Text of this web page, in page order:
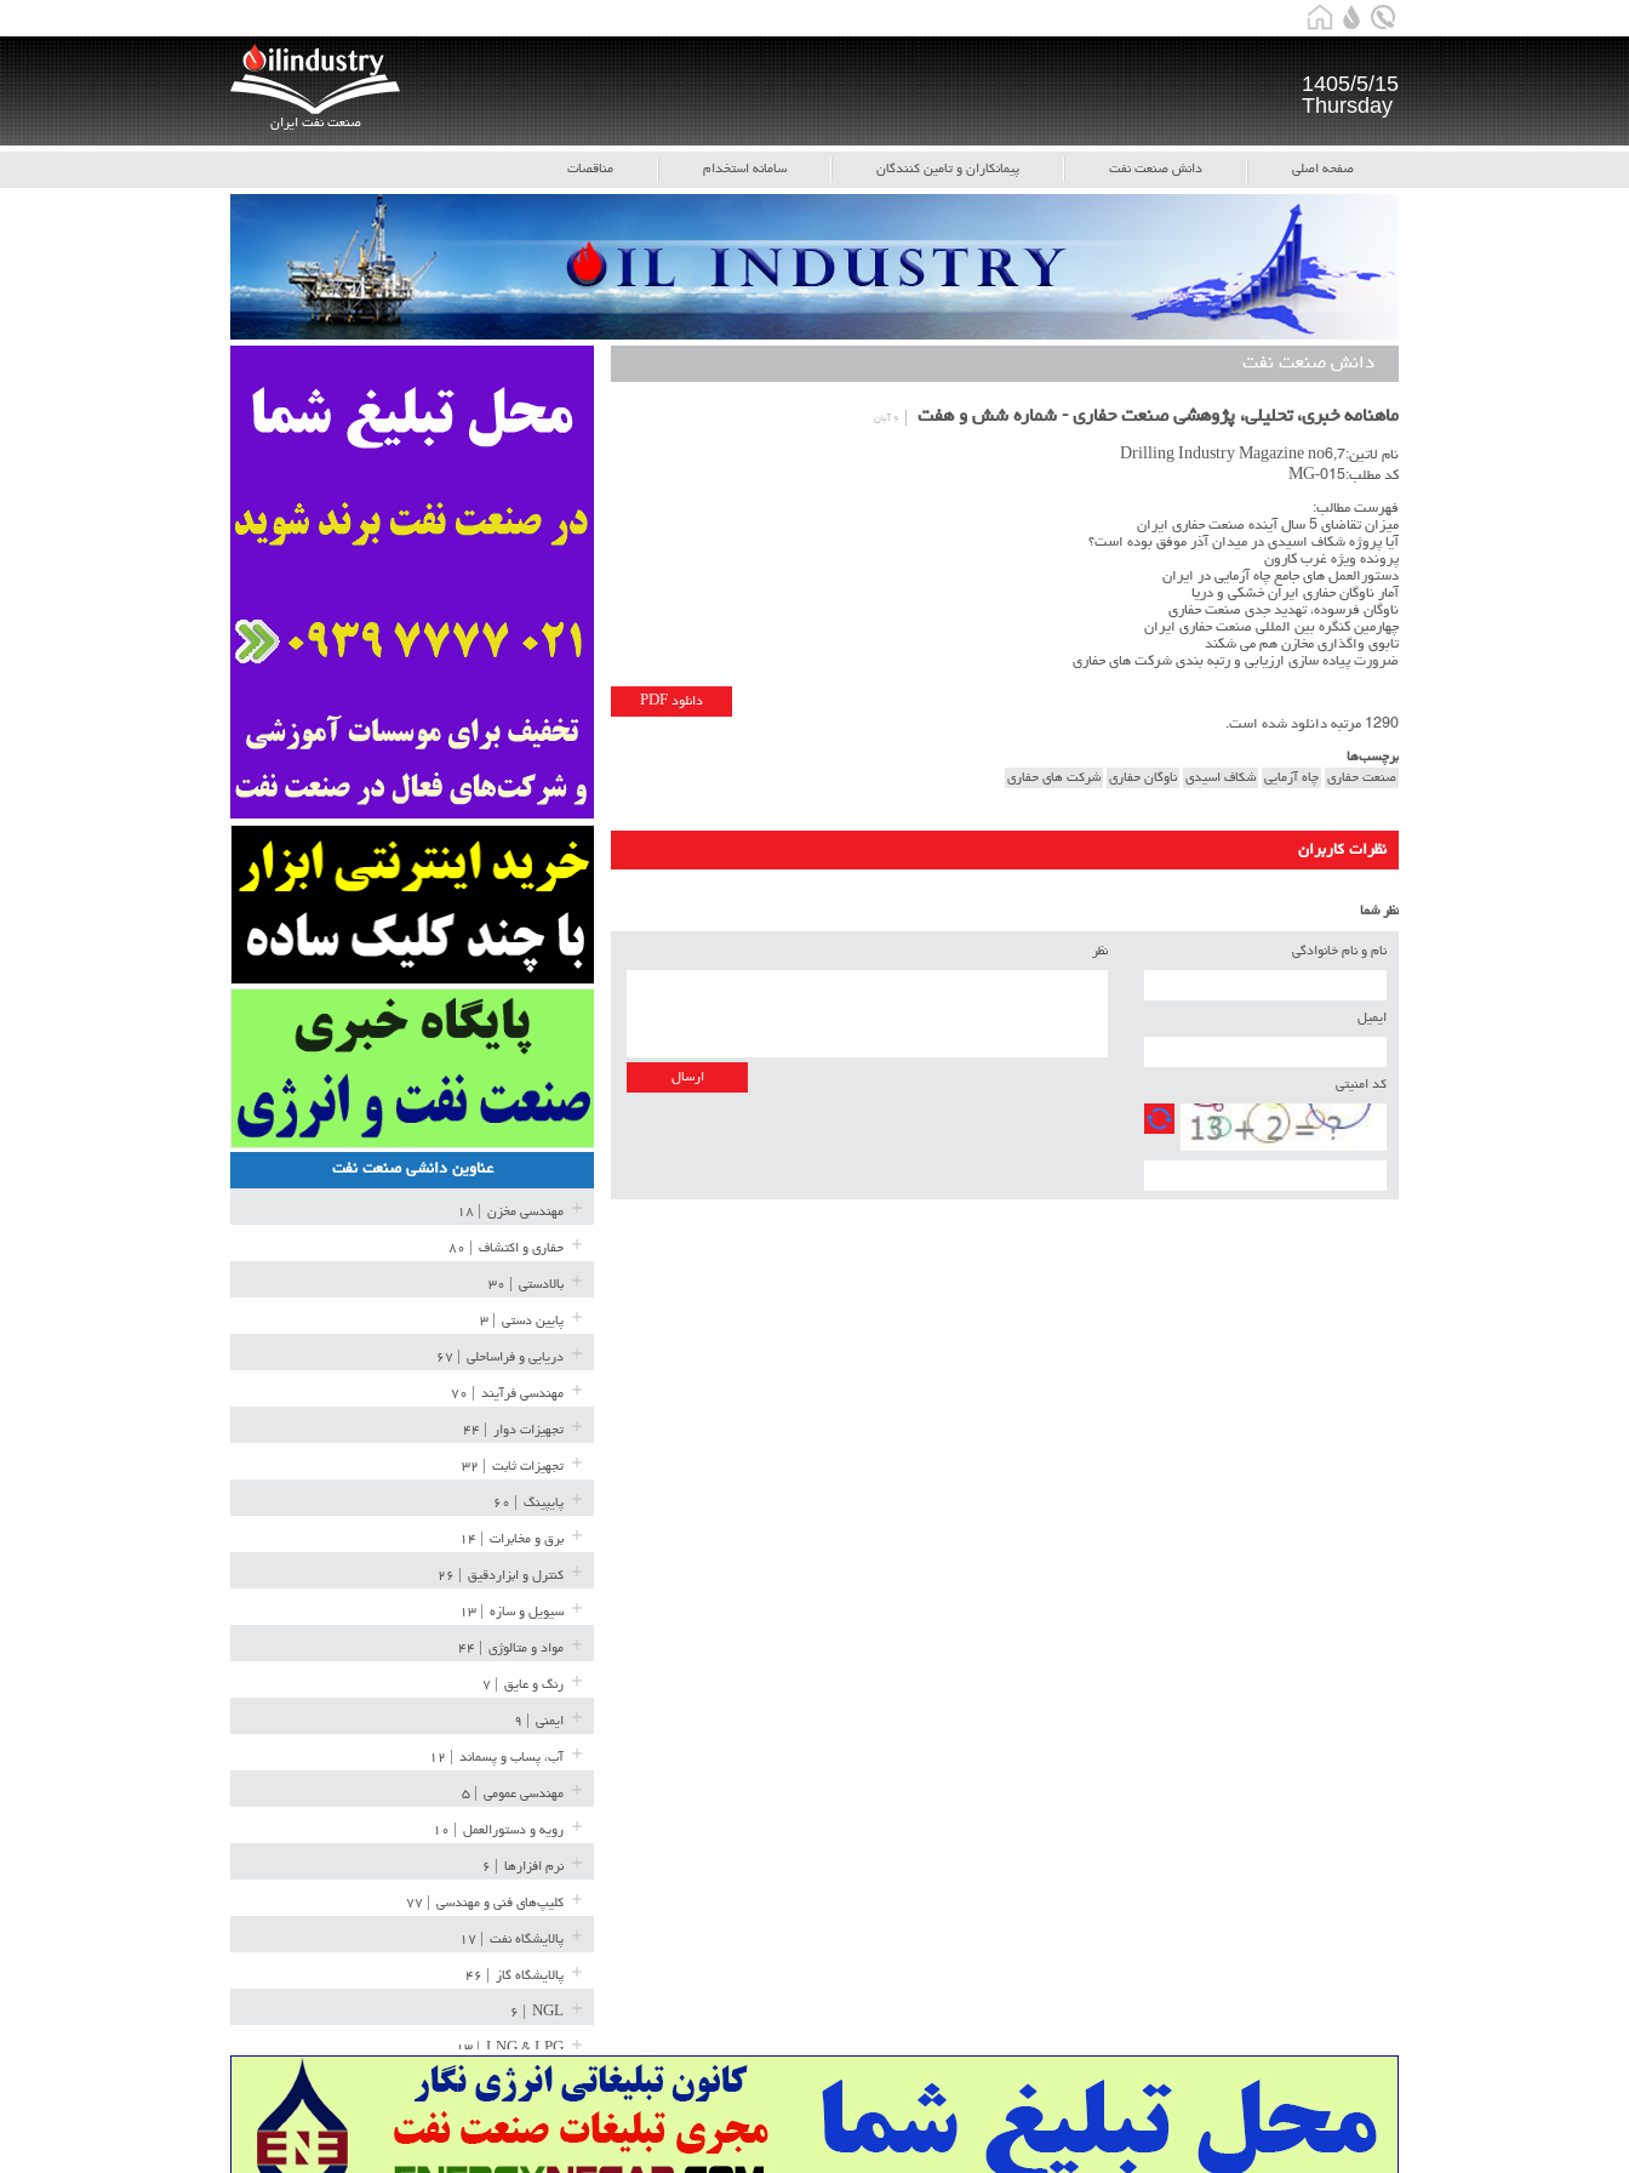
صنعت نفت ایران
1405/5/15
Thursday
صفحه اصلی دانش صنعت نفت پیمانکاران و تامین کنندگان سامانه استخدام مناقصات
دانش صنعت نفت
ماهنامه خبری، تحلیلی، پژوهشی صنعت حفاری - شماره شش و هفت ۶ آبان
نام لاتین:Drilling Industry Magazine no6,7
کد مطلب:MG-015
فهرست مطالب:
میزان تقاضای 5 سال آینده صنعت حفاری ایران
آیا پروژه شکاف اسیدی در میدان آذر موفق بوده است؟
پرونده ویژه غرب کارون
دستورالعمل های جامع چاه آزمایی در ایران
آمار ناوگان حفاری ایران خشکی و دریا
ناوگان فرسوده، تهدید جدی صنعت حفاری
چهارمین کنگره بین المللی صنعت حفاری ایران
تابوی واگذاری مخازن هم می شکند
ضرورت پیاده سازی ارزیابی و رتبه بندی شرکت های حفاری
دانلود PDF
1290 مرتبه دانلود شده است.
برچسب‌ها
صنعت حفاری چاه آزمایی شکاف اسیدی ناوگان حفاری شرکت های حفاری
نظرات کاربران
نظر شما
نام و نام خانوادگی
ایمیل
کد امنیتی
نظر
عناوین دانشی صنعت نفت
مهندسی مخزن
حفاری و اکتشاف
بالادستی
پایین دستی
دریایی و فراساحلی
مهندسی فرآیند
تجهیزات دوار
تجهیزات ثابت
پایپینگ
برق و مخابرات
کنترل و ابزاردقیق
سیویل و سازه
مواد و متالوژی
رنگ و عایق
ایمنی
آب، پساب و پسماند
مهندسی عمومی
رویه و دستورالعمل
نرم افزارها
کلیپ‌های فنی و مهندسی
پالایشگاه نفت
پالایشگاه گاز
NGL
LNG & LPG | ۱۳
خط لوله | ۳۶
مخازن ذخیره